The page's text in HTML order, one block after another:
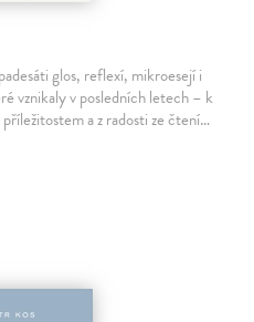
glos, reflexí, mikroesejí i
vznikaly v posledních letech – k
a z radosti ze čtení…